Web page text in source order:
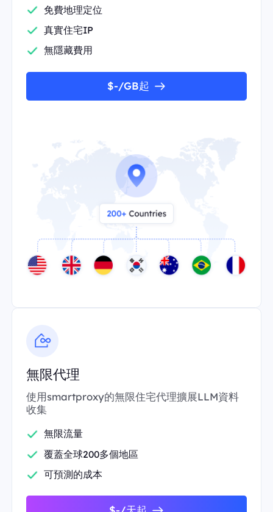
免費地理定位
真實住宅IP
無隱藏費用
$-/GB起
無限代理
使用smartproxy的無限住宅代理擴展LLM資料
收集
無限流量
覆蓋全球200多個地區
可預測的成本